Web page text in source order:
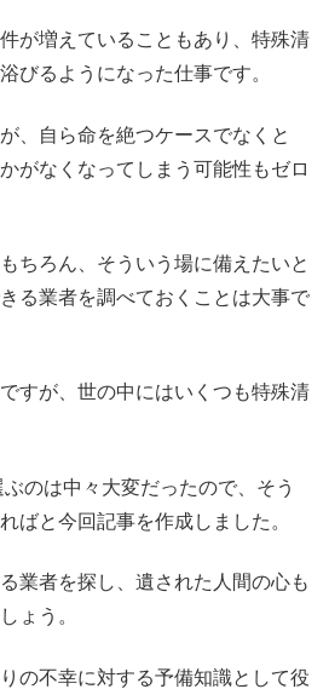
が増えていることもあり、特殊清
びるようになった仕事です。
、自ら命を絶つケースでなくと
がなくなってしまう可能性もゼロ
ちろん、そういう場に備えたいと
る業者を調べておくことは大事で
すが、世の中にはいくつも特殊清
のは中々大変だったので、そう
ばと今回記事を作成しました。
業者を探し、遺された人間の心も
ょう。
の不幸に対する予備知識として役